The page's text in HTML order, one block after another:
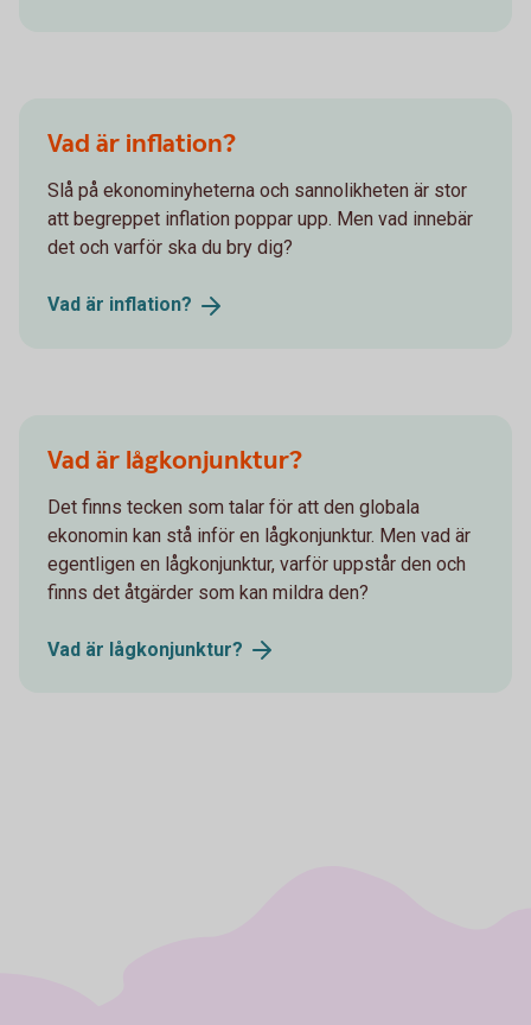
Vad är inflation?
Slå på ekonominyheterna och sannolikheten är stor
att begreppet inflation poppar upp. Men vad innebär
det och varför ska du bry dig?
Vad är inflation?
Vad är lågkonjunktur?
Det finns tecken som talar för att den globala
ekonomin kan stå inför en lågkonjunktur. Men vad är
egentligen en lågkonjunktur, varför uppstår den och
finns det åtgärder som kan mildra den?
Vad är lågkonjunktur?